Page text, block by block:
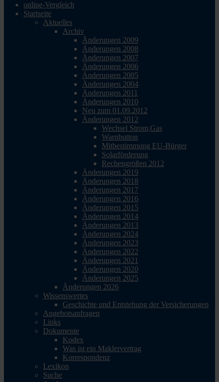
online-Vergleich
Startseite
Aktuelles
Archiv
Änderungen 2009
Änderungen 2008
Änderungen 2007
Änderungen 2006
Änderungen 2005
Änderungen 2004
Änderungen 2011
Änderungen 2010
Neu zum 01.09.2012
Änderungen 2012
Wechsel Strom,Gas
Warnbutton
Mitbestimmung EU-Bürger
Solarförderung
Rechengrößen 2012
Änderungen 2019
Änderungen 2018
Änderungen 2017
Änderungen 2016
Änderungen 2015
Änderungen 2014
Änderungen 2013
Änderungen 2024
Änderungen 2023
Änderungen 2022
Änderungen 2021
Änderungen 2020
Änderungen 2025
Änderungen 2026
Wissenswertes
Geschichte und Entstehung der Versicherungen
Angebotsanfragen
Links
Dokumente
Kodex
Was ist ein Maklervertrag
Korrespondenz
Lexikon
Suche